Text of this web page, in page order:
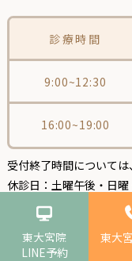
東大宮院
LINE予約
東大
診療時間
9:00~12:30
16:00~19:00
受付終了時間については、
休診日：土曜午後・日曜
★：水曜のみ午後は14時